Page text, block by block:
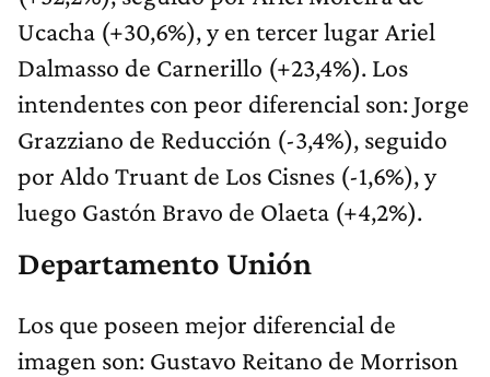
Ucacha (+30,6%), y en tercer lugar Ariel
Dalmasso de Carnerillo (+23,4%). Los
intendentes con peor diferencial son: Jorge
Grazziano de Reducción (-3,4%), seguido
por Aldo Truant de Los Cisnes (-1,6%), y
luego Gastón Bravo de Olaeta (+4,2%).
Departamento Unión
Los que poseen mejor diferencial de
imagen son: Gustavo Reitano de Morrison